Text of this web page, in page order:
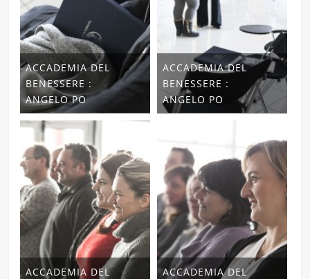
ACCADEMIA DEL
BENESSERE :
ANGELO PO
ACCADEMIA DEL
BENESSERE :
ANGELO PO
ACCADEMIA DEL
ACCADEMIA DEL